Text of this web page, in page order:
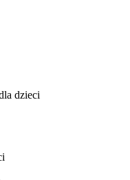
dzieci